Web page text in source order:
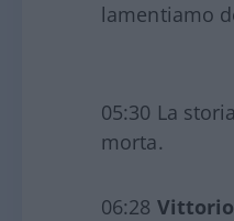
lamentiamo
05:30 La
morta.
06:28 Vittorio